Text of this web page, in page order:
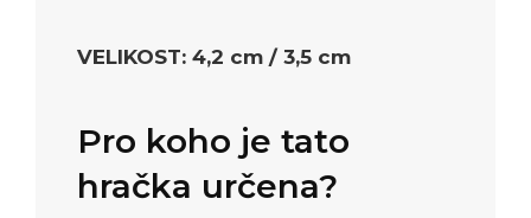
VELIKOST: 4,2 cm / 3,5 cm
Pro koho je tato
hračka určena?